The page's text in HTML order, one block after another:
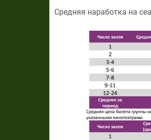
Средняя наработка на